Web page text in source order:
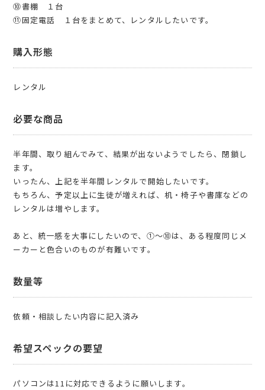
⑩書棚 １台
⑪固定電話 １台をまとめて、レンタルしたいです。
購入形態
レンタル
必要な商品
半年間、取り組んでみて、結果が出ないようでしたら、閉鎖し
ます。
いったん、上記を半年間レンタルで開始したいです。
もちろん、予定以上に生徒が増えれば、机・椅子や書庫などの
レンタルは増やします。
あと、統一感を大事にしたいので、①～⑩は、ある程度同じメ
ーカーと色合いのものが有難いです。
数量等
依頼・相談したい内容に記入済み
希望スペックの要望
パソコンは11に対応できるように願いします。